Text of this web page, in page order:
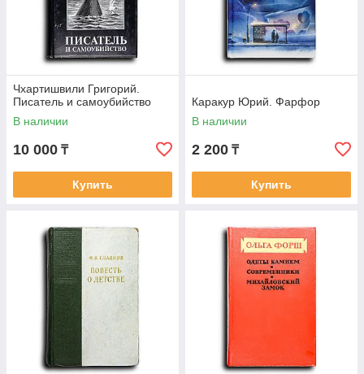
Чхартишвили Григорий.
Писатель и самоубийство
В наличии
10 000 ₸
Купить
Каракур Юрий. Фарфор
В наличии
2 200 ₸
Купить